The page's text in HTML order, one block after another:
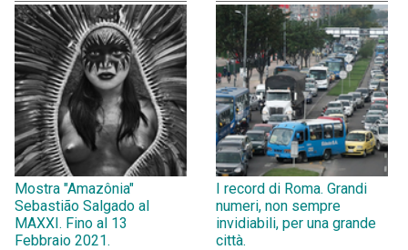
Mostra "Amazônia"
Sebastião Salgado al
MAXXI. Fino al 13
Febbraio 2021.
I record di Roma. Grandi
numeri, non sempre
invidiabili, per una grande
città.